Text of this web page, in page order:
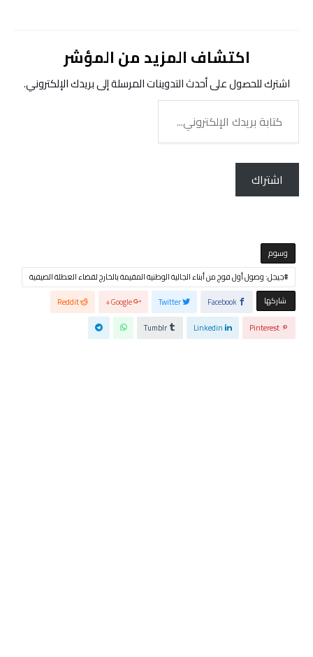
اكتشاف المزيد من المؤشر
اشترك للحصول على أحدث التدوينات المرسلة إلى بريدك الإلكتروني.
بريدك
الإلكتروني...
اشتراك
‫‫‫‫وسوم‬
جيجل: وصول أول فوج من أبناء الجالية الوطنية المقيمة بالخارج لقضاء العطلة الصيفية
‫‫ شاركها‬
Facebook
Twitter
Google+
Reddit
Pinterest
Linkedin
Tumblr